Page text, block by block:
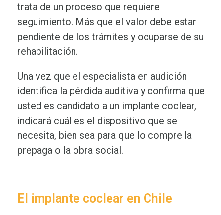
trata de un proceso que requiere
seguimiento. Más que el valor debe estar
pendiente de los trámites y ocuparse de su
rehabilitación.
Una vez que el especialista en audición
identifica la pérdida auditiva y confirma que
usted es candidato a un implante coclear,
indicará cuál es el dispositivo que se
necesita, bien sea para que lo compre la
prepaga o la obra social.
El implante coclear en Chile